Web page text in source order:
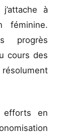
à
féminine.
progrès
cours des
efforts en